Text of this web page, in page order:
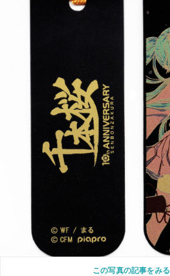
この写真の記事をみる